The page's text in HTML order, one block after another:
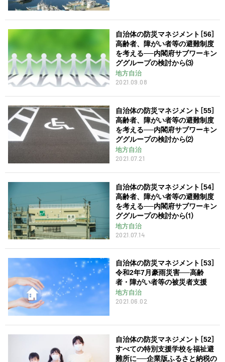
自治体の防災マネジメント［56］
高齢者、障がい者等の避難制度
を考える──内閣府サブワーキン
ググループの検討から⑶
地方自治
2021.09.08
自治体の防災マネジメント［55］
高齢者、障がい者等の避難制度
を考える──内閣府サブワーキン
ググループの検討から⑵
地方自治
2021.07.21
自治体の防災マネジメント［54］
高齢者、障がい者等の避難制度
を考える──内閣府サブワーキン
ググループの検討から⑴
地方自治
2021.07.14
自治体の防災マネジメント［53］
令和2年7月豪雨災害──高齢
者・障がい者等の被災者支援
地方自治
2021.06.02
自治体の防災マネジメント［52］
すべての特別支援学校を福祉避
難所に──企業版ふるさと納税の